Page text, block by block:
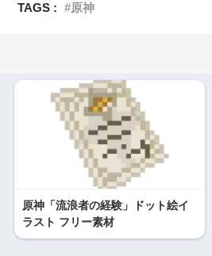
TAGS :
原神
原神「流浪者の経験」ドット絵イ
ラスト フリー素材